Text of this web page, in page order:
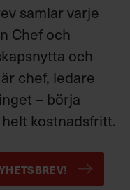
samlar varje
Chef och
och
chef, ledare
– börja
kostnadsfritt.